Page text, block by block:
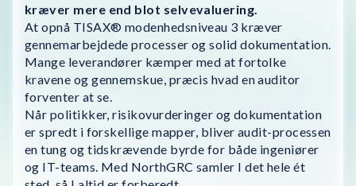
kræver mere end blot selvevaluering.
At opnå TISAX® modenhedsniveau 3 kræver
gennemarbejdede processer og solid dokumentation.
Mange leverandører kæmper med at fortolke
kravene og gennemskue, præcis hvad en auditor
forventer at se.
Når politikker, risikovurderinger og dokumentation
er spredt i forskellige mapper, bliver audit-processen
en tung og tidskrævende byrde for både ingeniører
og IT-teams. Med NorthGRC samler I det hele ét